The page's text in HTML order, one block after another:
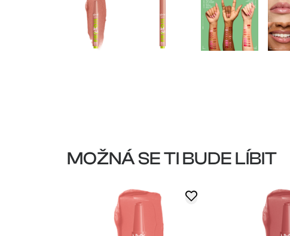
MOŽNÁ SE TI BUDE LÍBIT